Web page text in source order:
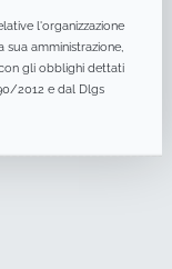
l'organizzazione
sua amministrazione,
gli obblighi dettati
2012 e dal Dlgs